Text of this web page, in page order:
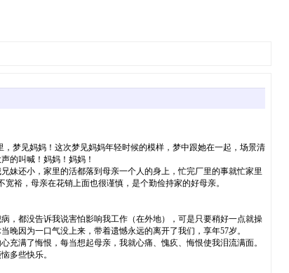
梦见妈妈！这次梦见妈妈年轻时候的模样，梦中跟她在一起，场景清
的叫喊！妈妈！妈妈！
还小，家里的活都落到母亲一个人的身上，忙完厂里的事就忙家里
裕，母亲在花销上面也很谨慎，是个勤俭持家的好母亲。
都没告诉我说害怕影响我工作（在外地），可是只要稍好一点就操
因为一口气没上来，带着遗憾永远的离开了我们，享年57岁。
满了悔恨，每当想起母亲，我就心痛、愧疚、悔恨使我泪流满面。
多些快乐。